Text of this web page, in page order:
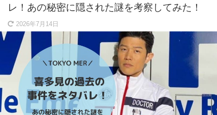
レ！あの秘密に隠された謎を考察してみた！
2026年7月14日